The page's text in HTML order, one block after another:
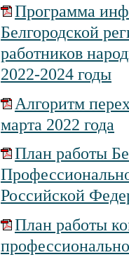
Программа
Белгородской
работников
2022-2024 годы
Алгоритм
марта 2022 года
План работы
Российской
План работы